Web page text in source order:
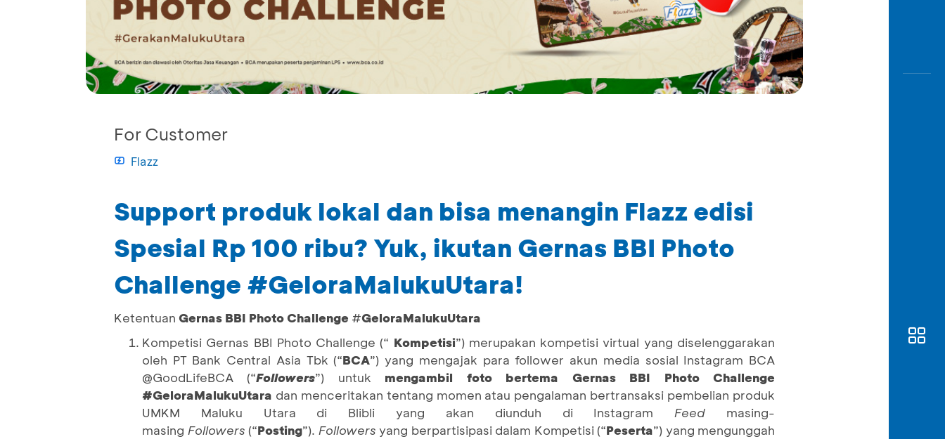
For Customer
Flazz
Support produk lokal dan bisa menangin Flazz edisi
Spesial Rp 100 ribu? Yuk, ikutan Gernas BBI Photo
Challenge #GeloraMalukuUtara!
Ketentuan Gernas BBI Photo Challenge #GeloraMalukuUtara
Kompetisi Gernas BBI Photo Challenge (“ Kompetisi”) merupakan kompetisi virtual yang diselenggarakan
oleh PT Bank Central Asia Tbk (“BCA”) yang mengajak para follower akun media sosial Instagram BCA
@GoodLifeBCA (“Followers”) untuk mengambil foto bertema Gernas BBI Photo Challenge
#GeloraMalukuUtara dan menceritakan tentang momen atau pengalaman bertransaksi pembelian produk
UMKM Maluku Utara di Blibli yang akan diunduh di Instagram Feed masing-
masing Followers (“Posting”). Followers yang berpartisipasi dalam Kompetisi (“Peserta”) yang mengunggah